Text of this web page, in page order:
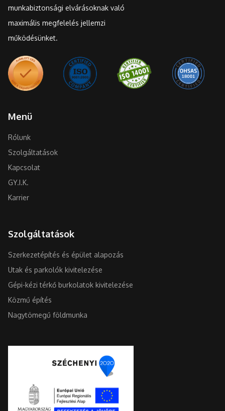
munkabiztonsági elvárásoknak való
maximális megfelelés jellemzi
működésünket.
Menü
Rólunk
Szolgáltatások
Kapcsolat
GY.I.K.
Karrier
Szolgáltatások
Szerkezetépítés és épület alapozás
Utak és parkolók kivitelezése
Gépi-kézi térkő burkolatok kivitelezése
Közmű építés
Nagytömegű földmunka